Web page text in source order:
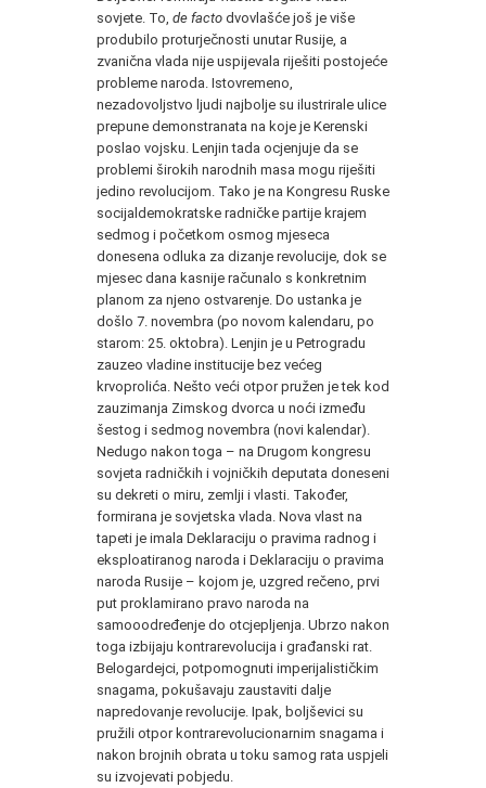
sovjete. To, de facto dvovlašće još je više
produbilo proturječnosti unutar Rusije, a
zvanična vlada nije uspijevala riješiti postojeće
probleme naroda. Istovremeno,
nezadovoljstvo ljudi najbolje su ilustrirale ulice
prepune demonstranata na koje je Kerenski
poslao vojsku. Lenjin tada ocjenjuje da se
problemi širokih narodnih masa mogu riješiti
jedino revolucijom. Tako je na Kongresu Ruske
socijaldemokratske radničke partije krajem
sedmog i početkom osmog mjeseca
donesena odluka za dizanje revolucije, dok se
mjesec dana kasnije računalo s konkretnim
planom za njeno ostvarenje. Do ustanka je
došlo 7. novembra (po novom kalendaru, po
starom: 25. oktobra). Lenjin je u Petrogradu
zauzeo vladine institucije bez većeg
krvoprolića. Nešto veći otpor pružen je tek kod
zauzimanja Zimskog dvorca u noći između
šestog i sedmog novembra (novi kalendar).
Nedugo nakon toga – na Drugom kongresu
sovjeta radničkih i vojničkih deputata doneseni
su dekreti o miru, zemlji i vlasti. Također,
formirana je sovjetska vlada. Nova vlast na
tapeti je imala Deklaraciju o pravima radnog i
eksploatiranog naroda i Deklaraciju o pravima
naroda Rusije – kojom je, uzgred rečeno, prvi
put proklamirano pravo naroda na
samooodređenje do otcjepljenja. Ubrzo nakon
toga izbijaju kontrarevolucija i građanski rat.
Belogardejci, potpomognuti imperijalističkim
snagama, pokušavaju zaustaviti dalje
napredovanje revolucije. Ipak, boljševici su
pružili otpor kontrarevolucionarnim snagama i
nakon brojnih obrata u toku samog rata uspjeli
su izvojevati pobjedu.